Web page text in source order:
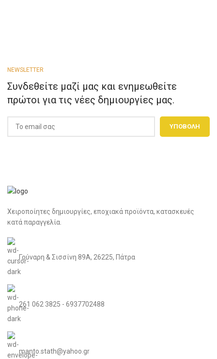
NEWSLETTER
Συνδεθείτε μαζί μας και ενημεωθείτε
πρώτοι για τις νέες δημιουργίες μας.
Χειροποίητες δημιουργίες, εποχιακά προϊόντα, κατασκευές
κατά παραγγελία.
Γούναρη & Σισσίνη 89Α, 26225, Πάτρα
261 062 3825 - 6937702488
manto.stath@yahoo.gr